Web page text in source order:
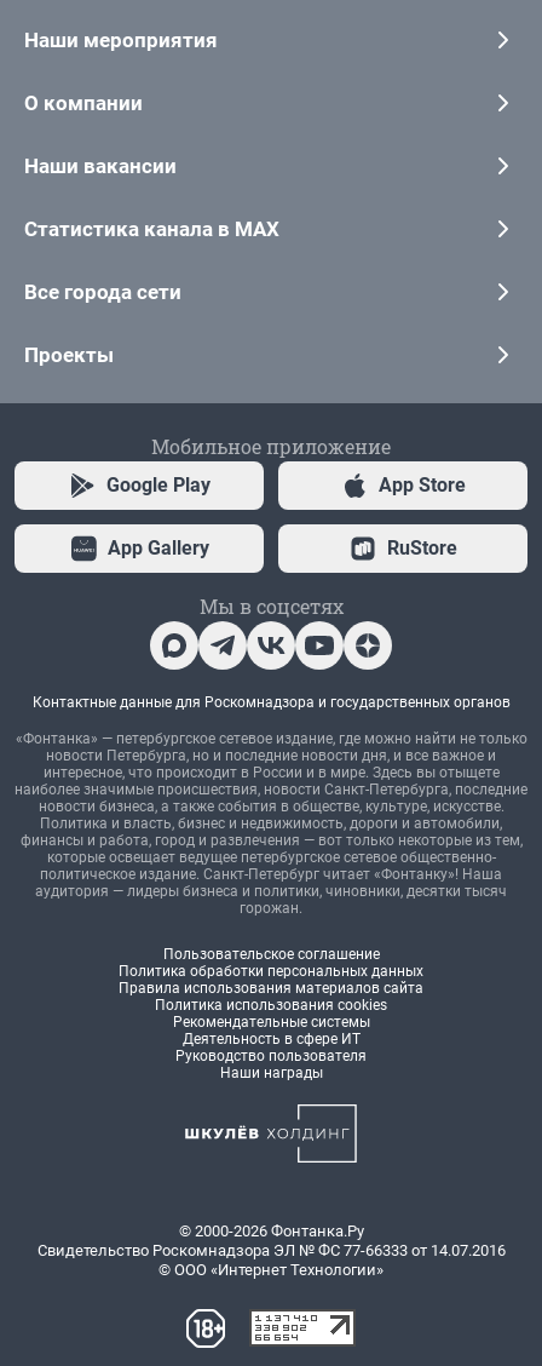
Наши мероприятия
О компании
Наши вакансии
Статистика канала в MAX
Все города сети
Проекты
Мобильное приложение
Google Play App Store
App Gallery RuStore
Мы в соцсетях
Контактные данные для Роскомнадзора и государственных органов
«Фонтанка» — петербургское сетевое издание, где можно найти не только
новости Петербурга, но и последние новости дня, и все важное и
интересное, что происходит в России и в мире. Здесь вы отыщете
наиболее значимые происшествия, новости Санкт-Петербурга, последние
новости бизнеса, а также события в обществе, культуре, искусстве.
Политика и власть, бизнес и недвижимость, дороги и автомобили,
финансы и работа, город и развлечения — вот только некоторые из тем,
которые освещает ведущее петербургское сетевое общественно-
политическое издание. Санкт-Петербург читает «Фонтанку»! Наша
аудитория — лидеры бизнеса и политики, чиновники, десятки тысяч
горожан.
Пользовательское соглашение
Политика обработки персональных данных
Правила использования материалов сайта
Политика использования cookies
Рекомендательные системы
Деятельность в сфере ИТ
Руководство пользователя
Наши награды
© 2000-2026 Фонтанка.Ру
Свидетельство Роскомнадзора ЭЛ № ФС 77-66333 от 14.07.2016
© ООО «Интернет Технологии»